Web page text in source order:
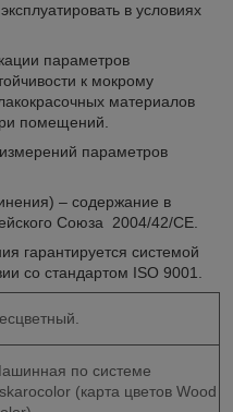
в условиях
параметров
к мокрому
материалов
помещений.
параметров
– содержание в
Союза 2004/42/CE.
гарантируется системой
со стандартом ISO 9001.
по системе
(карта цветов Wood